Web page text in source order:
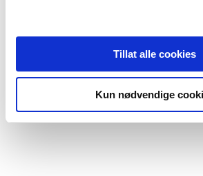
Tillat alle cookies
Kun nødvendige
Jon Peder Egenæs, generalsekretær i